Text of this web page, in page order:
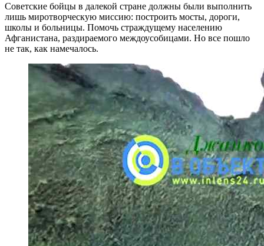
Советские бойцы в далекой стране должны были выполнить
лишь миротворческую миссию: построить мосты, дороги,
школы и больницы. Помочь страждущему населению
Афганистана, раздираемого междоусобицами. Но все пошло
не так, как намечалось.